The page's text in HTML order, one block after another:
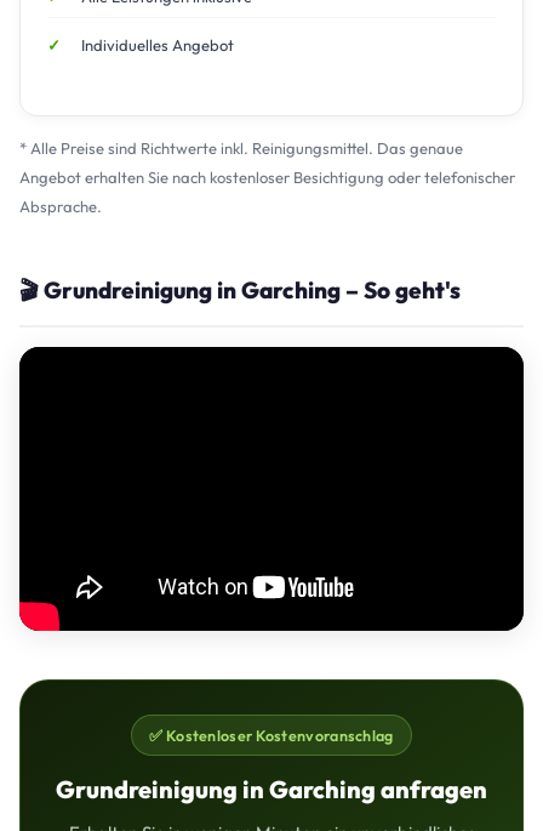
Individuelles Angebot
* Alle Preise sind Richtwerte inkl. Reinigungsmittel. Das genaue
Angebot erhalten Sie nach kostenloser Besichtigung oder telefonischer
Absprache.
🎬 Grundreinigung in Garching – So geht's
✅ Kostenloser Kostenvoranschlag
Grundreinigung in Garching anfragen